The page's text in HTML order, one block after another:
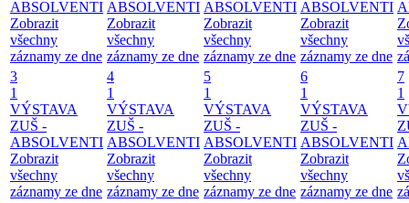
ABSOLVENTI
Zobrazit
všechny
záznamy ze dne
ABSOLVENTI
Zobrazit
všechny
záznamy ze dne
ABSOLVENTI
Zobrazit
všechny
záznamy ze dne
ABSOLVENTI
Zobrazit
všechny
záznamy ze dne
3
1
VÝSTAVA
ZUŠ -
ABSOLVENTI
Zobrazit
všechny
záznamy ze dne
4
1
VÝSTAVA
ZUŠ -
ABSOLVENTI
Zobrazit
všechny
záznamy ze dne
5
1
VÝSTAVA
ZUŠ -
ABSOLVENTI
Zobrazit
všechny
záznamy ze dne
6
1
VÝSTAVA
ZUŠ -
ABSOLVENTI
Zobrazit
všechny
záznamy ze dne
7
1